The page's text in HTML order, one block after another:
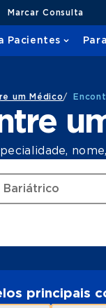
Marcar Consulta
Pacientes
um Médico/
principais